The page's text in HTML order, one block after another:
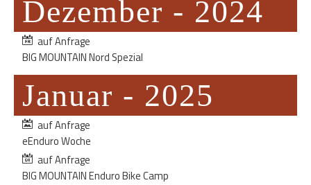
Dezember - 2024
auf Anfrage
BIG MOUNTAIN Nord Spezial
Januar - 2025
auf Anfrage
eEnduro Woche
auf Anfrage
BIG MOUNTAIN Enduro Bike Camp